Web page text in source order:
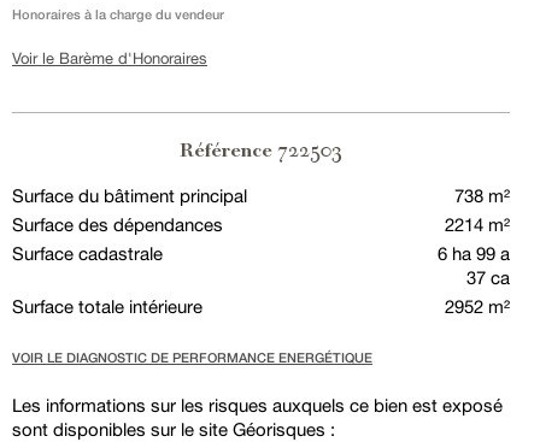
Honoraires à la charge du vendeur
Voir le Barème d'Honoraires
Référence 722503
Surface du bâtiment principal
738 m²
Surface des dépendances
2214 m²
Surface cadastrale
6 ha 99 a
37 ca
Surface totale intérieure
2952 m²
VOIR LE DIAGNOSTIC DE PERFORMANCE ENERGÉTIQUE
Les informations sur les risques auxquels ce bien est exposé
sont disponibles sur le site Géorisques :